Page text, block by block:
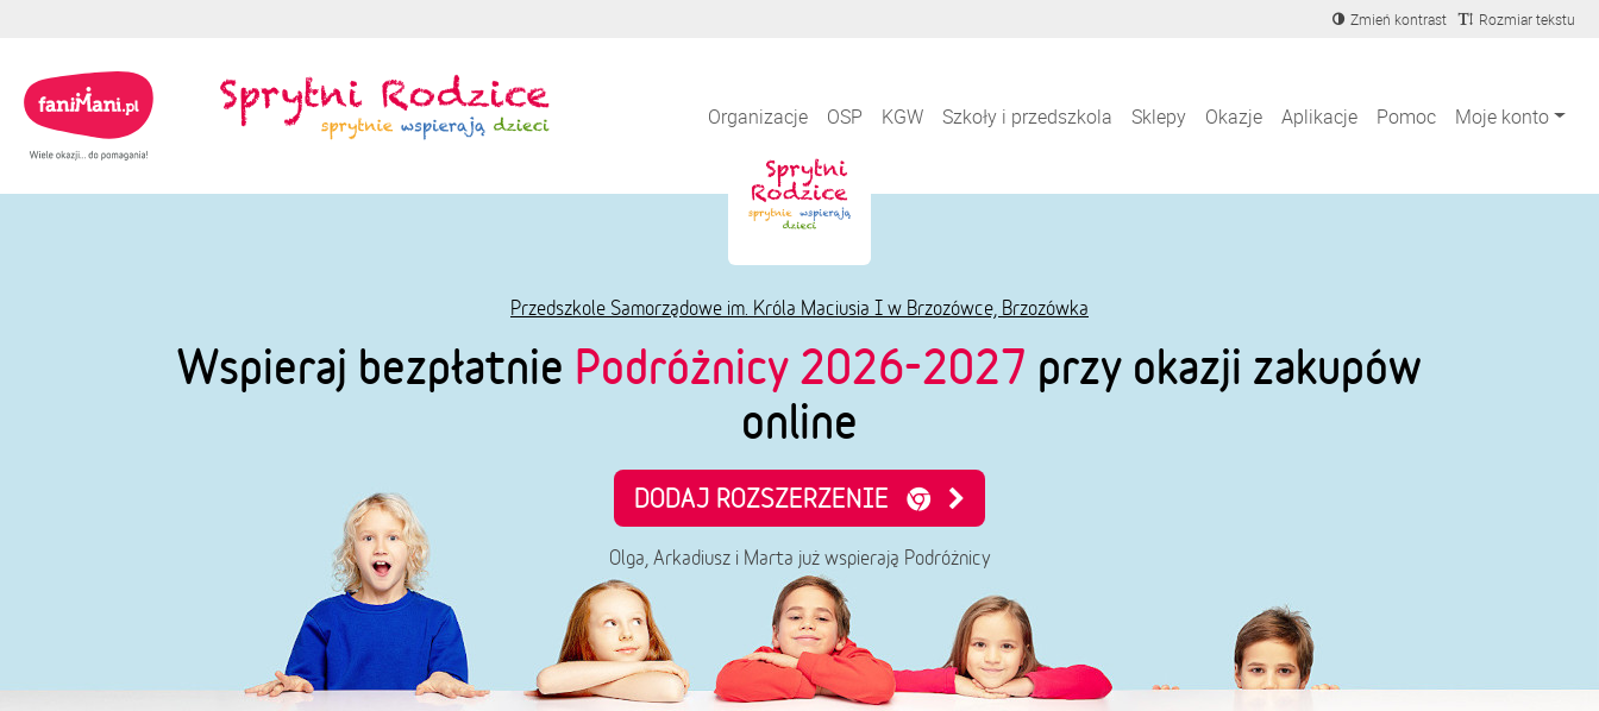
Zmień kontrast Rozmiar tekstu
Organizacje OSP KGW Szkoły i przedszkola Sklepy Okazje Aplikacje Pomoc Moje konto
Przedszkole Samorządowe im. Króla Maciusia I w Brzozówce, Brzozówka
Wspieraj bezpłatnie Podróżnicy 2026-2027 przy okazji zakupów
online
DODAJ ROZSZERZENIE
Olga, Arkadiusz i Marta już wspierają Podróżnicy